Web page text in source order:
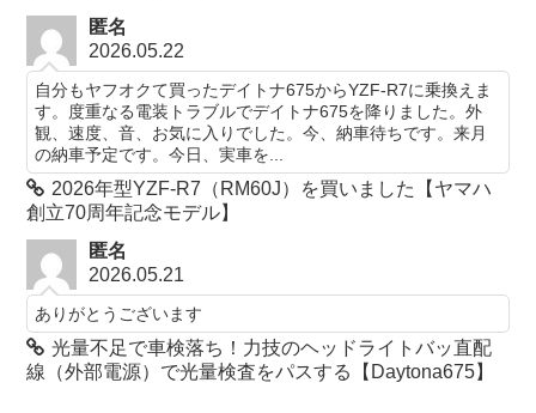
匿名
2026.05.22
自分もヤフオクて買ったデイトナ675からYZF-R7に乗換えま
す。度重なる電装トラブルでデイトナ675を降りました。外
観、速度、音、お気に入りでした。今、納車待ちです。来月
の納車予定です。今日、実車を...
2026年型YZF-R7（RM60J）を買いました【ヤマハ
創立70周年記念モデル】
匿名
2026.05.21
ありがとうございます
光量不足で車検落ち！力技のヘッドライトバッ直配
線（外部電源）で光量検査をパスする【Daytona675】